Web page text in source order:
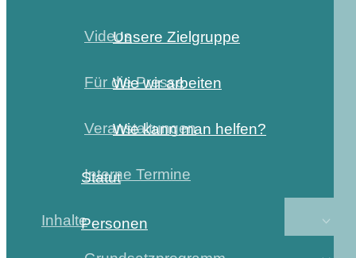
Videos
Für die Presse
Veranstaltungen
Interne Termine
Inhalte
Unsere Zielgruppe
Wie wir arbeiten
Wie kann man helfen?
Statut
Personen